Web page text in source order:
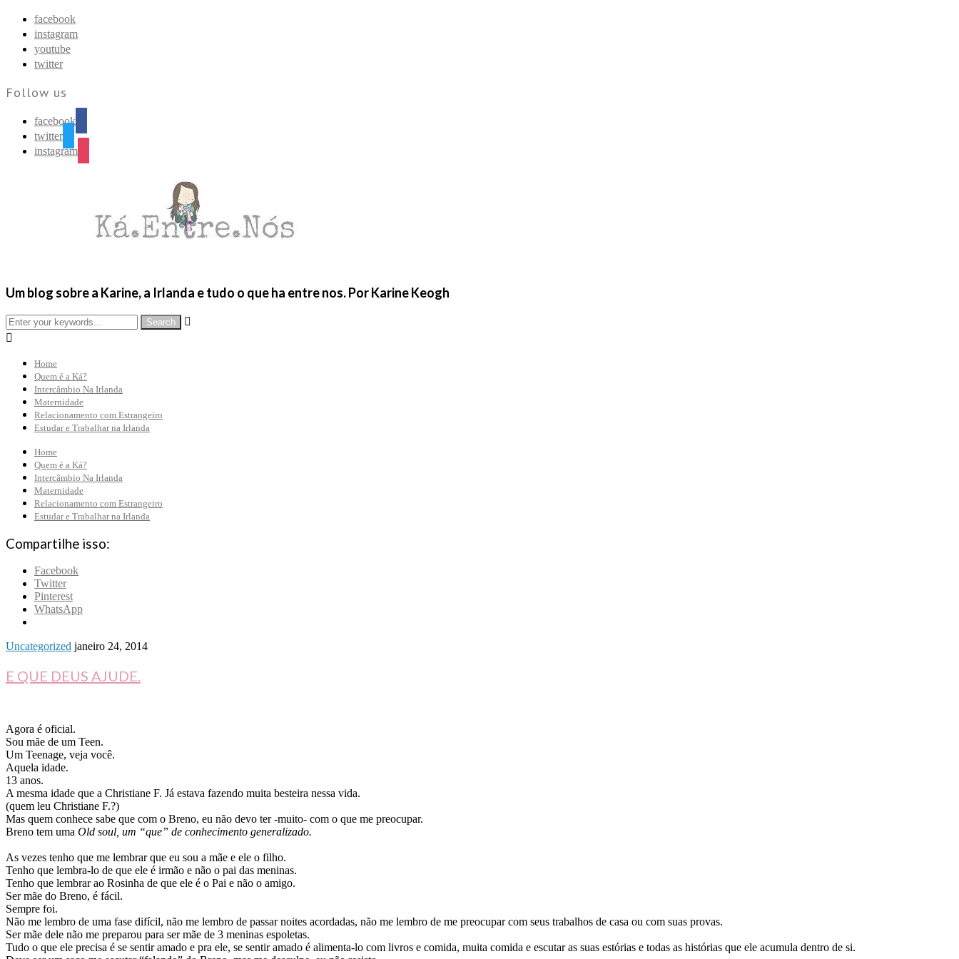
facebook
instagram
youtube
twitter
Follow us
facebook
twitter
instagram
Um blog sobre a Karine, a Irlanda e tudo o que ha entre nos. Por Karine Keogh


Home
Quem é a Ká?
Intercâmbio Na Irlanda
Maternidade
Relacionamento com Estrangeiro
Estudar e Trabalhar na Irlanda
Home
Quem é a Ká?
Intercâmbio Na Irlanda
Maternidade
Relacionamento com Estrangeiro
Estudar e Trabalhar na Irlanda
Compartilhe isso:
Facebook
Twitter
Pinterest
WhatsApp
Uncategorized janeiro 24, 2014
E QUE DEUS AJUDE.
Agora é oficial.
Sou mãe de um Teen.
Um Teenage, veja você.
Aquela idade.
13 anos.
A mesma idade que a Christiane F. Já estava fazendo muita besteira nessa vida.
(quem leu Christiane F.?)
Mas quem conhece sabe que com o Breno, eu não devo ter -muito- com o que me preocupar.
Breno tem uma Old soul, um “que” de conhecimento generalizado.
As vezes tenho que me lembrar que eu sou a mãe e ele o filho.
Tenho que lembra-lo de que ele é irmão e não o pai das meninas.
Tenho que lembrar ao Rosinha de que ele é o Pai e não o amigo.
Ser mãe do Breno, é fácil.
Sempre foi.
Não me lembro de uma fase difícil, não me lembro de passar noites acordadas, não me lembro de me preocupar com seus trabalhos de casa ou com suas provas.
Ser mãe dele não me preparou para ser mãe de 3 meninas espoletas.
Tudo o que ele precisa é se sentir amado e pra ele, se sentir amado é alimenta-lo com livros e comida, muita comida e escutar as suas estórias e todas as histórias que ele acumula dentro de si.